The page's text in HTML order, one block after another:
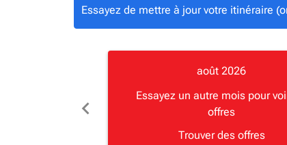
Essayez de mettre à jour votre itinéraire
chevron_left
août 2026
Essayez un autre mois pour
offres
Trouver des offres